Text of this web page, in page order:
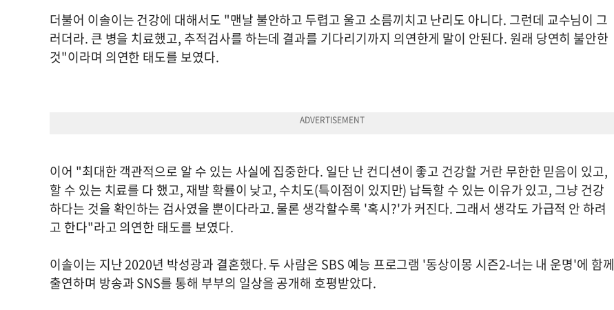
더불어 이솔이는 건강에 대해서도 "맨날 불안하고 두렵고 울고 소름끼치고 난리도 아니다. 그런데 교수님이 그
러더라. 큰 병을 치료했고, 추적검사를 하는데 결과를 기다리기까지 의연한게 말이 안된다. 원래 당연히 불안한
것"이라며 의연한 태도를 보였다.
이어 "최대한 객관적으로 알 수 있는 사실에 집중한다. 일단 난 컨디션이 좋고 건강할 거란 무한한 믿음이 있고,
할 수 있는 치료를 다 했고, 재발 확률이 낮고, 수치도(특이점이 있지만) 납득할 수 있는 이유가 있고, 그냥 건강
하다는 것을 확인하는 검사였을 뿐이다라고. 물론 생각할수록 '혹시?'가 커진다. 그래서 생각도 가급적 안 하려
고 한다"라고 의연한 태도를 보였다.
이솔이는 지난 2020년 박성광과 결혼했다. 두 사람은 SBS 예능 프로그램 '동상이몽 시즌2-너는 내 운명'에 함께
출연하며 방송과 SNS를 통해 부부의 일상을 공개해 호평받았다.